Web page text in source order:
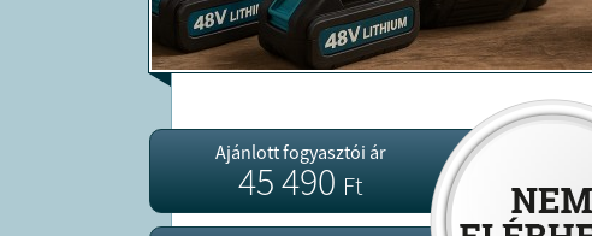
Ajánlott fogyasztói ár
45 490Ft